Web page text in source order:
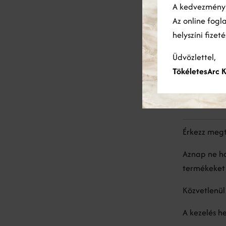
Fontos
Érkezz
Aznap ne
termékeket
A kezelés
A kedvezmény
Az online
helyszíni
Üdvözlettel,
TökéletesArc